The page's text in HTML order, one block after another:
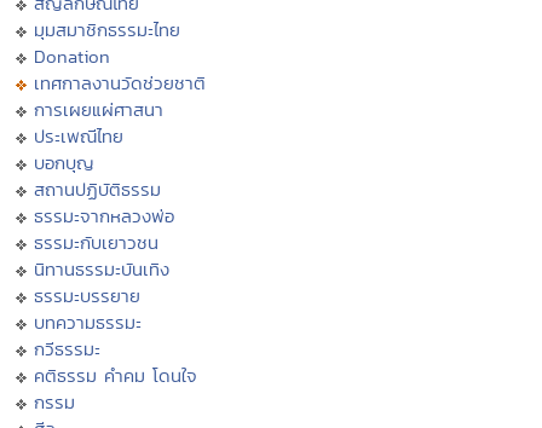
มุมสมาชิกธรรมะไทย
Donation
เทศกาลงานวัดช่วยชาติ
การเผยแผ่ศาสนา
ประเพณีไทย
บอกบุญ
สถานปฏิบัติธรรม
ธรรมะจากหลวงพ่อ
ธรรมะกับเยาวชน
นิทานธรรมะบันเทิง
ธรรมะบรรยาย
บทความธรรมะ
กวีธรรมะ
คติธรรม คำคม โดนใจ
กรรม